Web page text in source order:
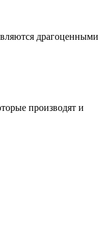
драгоценными
производят и